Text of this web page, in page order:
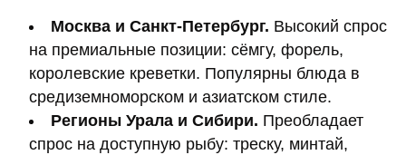
Москва и Санкт‑Петербург. Высокий спрос
на премиальные позиции: сёмгу, форель,
королевские креветки. Популярны блюда в
средиземноморском и азиатском стиле.
Регионы Урала и Сибири. Преобладает
спрос на доступную рыбу: треску, минтай,